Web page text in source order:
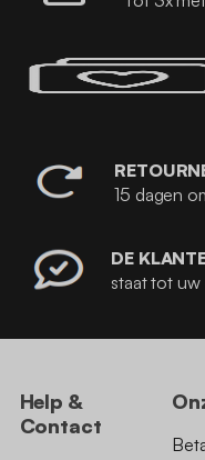
15 dagen
DE
staat tot uw
Help &
Contact